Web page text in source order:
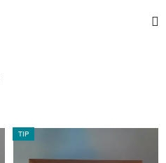
TIP